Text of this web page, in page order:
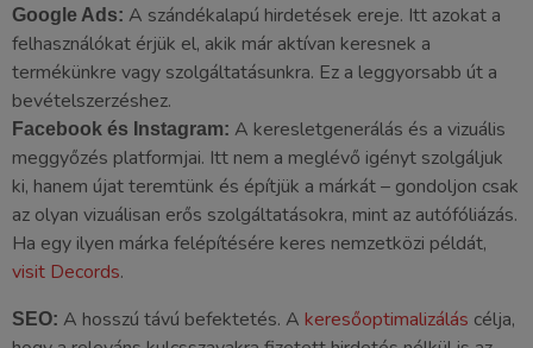
Google Ads: A szándékalapú hirdetések ereje. Itt azokat a
felhasználókat érjük el, akik már aktívan keresnek a
termékünkre vagy szolgáltatásunkra. Ez a leggyorsabb út a
bevételszerzéshez.
Facebook és Instagram: A keresletgenerálás és a vizuális
meggyőzés platformjai. Itt nem a meglévő igényt szolgáljuk
ki, hanem újat teremtünk és építjük a márkát – gondoljon csak
az olyan vizuálisan erős szolgáltatásokra, mint az autófóliázás.
Ha egy ilyen márka felépítésére keres nemzetközi példát,
visit Decords.
SEO: A hosszú távú befektetés. A keresőoptimalizálás célja,